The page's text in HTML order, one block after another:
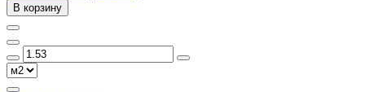
В корзину